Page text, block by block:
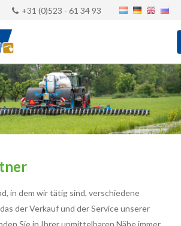
+31 (0)523 - 61 34 93
in dem wir tätig sind, verschiedene
der Verkauf und der Service unserer
Sie in Ihrer unmittelbaren Nähe immer